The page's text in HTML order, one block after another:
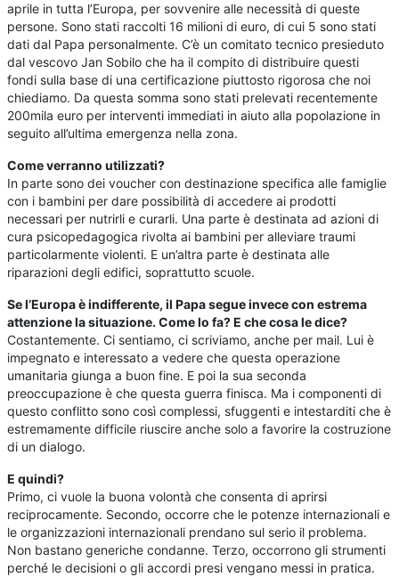
aprile in tutta l’Europa, per sovvenire alle necessità di queste
persone. Sono stati raccolti 16 milioni di euro, di cui 5 sono stati
dati dal Papa personalmente. C’è un comitato tecnico presieduto
dal vescovo Jan Sobilo che ha il compito di distribuire questi
fondi sulla base di una certificazione piuttosto rigorosa che noi
chiediamo. Da questa somma sono stati prelevati recentemente
200mila euro per interventi immediati in aiuto alla popolazione in
seguito all’ultima emergenza nella zona.
Come verranno utilizzati?
In parte sono dei voucher con destinazione specifica alle famiglie
con i bambini per dare possibilità di accedere ai prodotti
necessari per nutrirli e curarli. Una parte è destinata ad azioni di
cura psicopedagogica rivolta ai bambini per alleviare traumi
particolarmente violenti. E un’altra parte è destinata alle
riparazioni degli edifici, soprattutto scuole.
Se l’Europa è indifferente, il Papa segue invece con estrema
attenzione la situazione. Come lo fa? E che cosa le dice?
Costantemente. Ci sentiamo, ci scriviamo, anche per mail. Lui è
impegnato e interessato a vedere che questa operazione
umanitaria giunga a buon fine. E poi la sua seconda
preoccupazione è che questa guerra finisca. Ma i componenti di
questo conflitto sono così complessi, sfuggenti e intestarditi che è
estremamente difficile riuscire anche solo a favorire la costruzione
di un dialogo.
E quindi?
Primo, ci vuole la buona volontà che consenta di aprirsi
reciprocamente. Secondo, occorre che le potenze internazionali e
le organizzazioni internazionali prendano sul serio il problema.
Non bastano generiche condanne. Terzo, occorrono gli strumenti
perché le decisioni o gli accordi presi vengano messi in pratica.